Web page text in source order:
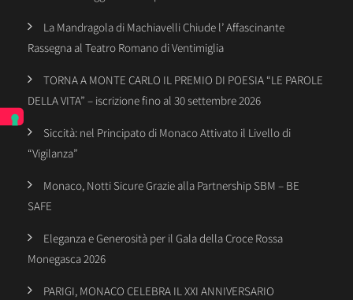
La Mandragola di Machiavelli Chiude l’ Affascinante
Rassegna al Teatro Romano di Ventimiglia
TORNA A MONTE CARLO IL PREMIO DI POESIA “LE PAROLE
DELLA VITA” – iscrizione fino al 30 settembre 2026
Siccità: nel Principato di Monaco Attivato il Livello di
“Vigilanza”
Monaco, Notti Sicure Grazie alla Partnership SBM – BE
SAFE
Eleganza e Generosità per il Gala della Croce Rossa
Monegasca 2026
PARIGI, MONACO CELEBRA IL XXI ANNIVERSARIO